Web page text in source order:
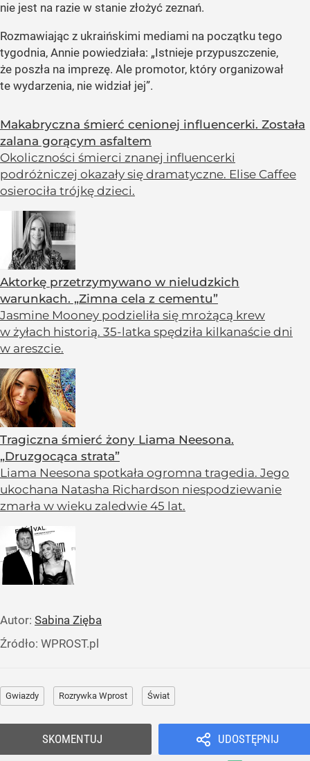
nie jest na razie w stanie złożyć zeznań.
Rozmawiając z ukraińskimi mediami na początku tego
tygodnia, Annie powiedziała: „Istnieje przypuszczenie,
że poszła na imprezę. Ale promotor, który organizował
te wydarzenia, nie widział jej”.
Makabryczna śmierć cenionej influencerki. Została
zalana gorącym asfaltem
Okoliczności śmierci znanej influencerki
podróżniczej okazały się dramatyczne. Elise Caffee
osierociła trójkę dzieci.
Aktorkę przetrzymywano w nieludzkich
warunkach. „Zimna cela z cementu”
Jasmine Mooney podzieliła się mrożącą krew
w żyłach historią. 35-latka spędziła kilkanaście dni
w areszcie.
Tragiczna śmierć żony Liama Neesona.
„Druzgocąca strata”
Liama Neesona spotkała ogromna tragedia. Jego
ukochana Natasha Richardson niespodziewanie
zmarła w wieku zaledwie 45 lat.
Autor: Sabina Zięba
Źródło: WPROST.pl
Gwiazdy Rozrywka Wprost Świat
UDOSTĘPNIJ
SKOMENTUJ